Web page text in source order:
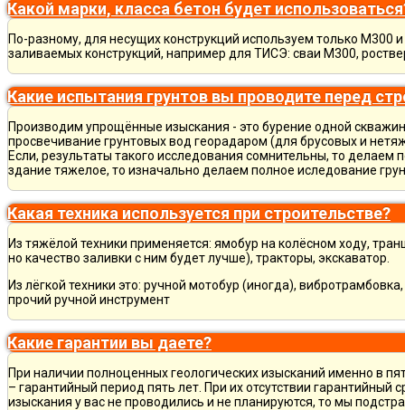
Какой марки, класса бетон будет
По-разному, для несущих конструкций используем только М300
заливаемых конструкций, например для ТИСЭ: сваи М300,
Какие испытания грунтов вы проводите перед
Производим упрощённые изыскания - это бурение одной
просвечивание грунтовых вод георадаром (для брусовых и
Если, результаты такого исследования сомнительны, то
здание тяжелое, то изначально делаем полное иследование
Какая техника используется при строительстве?
Из тяжёлой техники применяется: ямобур на колёсном ходу,
но качество заливки с ним будет лучше), тракторы, экскаватор.
Из лёгкой техники это: ручной мотобур (иногда),
прочий ручной инструмент
Какие гарантии вы даете?
При наличии полноценных геологических изысканий именно в
– гарантийный период пять лет. При их отсутствии гарантийный
изыскания у вас не проводились и не планируются, то мы